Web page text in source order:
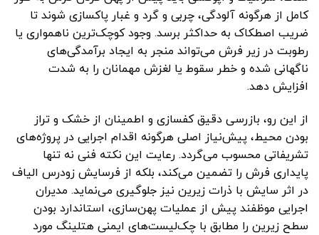
کامل از هرگونه آلودگی، چربی و گرد و غبار پاکسازی شوند تا
ضریب اصطکاک به حداکثر برسد. وجود کوچک‌ترین ناهمواری یا
رطوبت در زیر فرش می‌تواند منجر به ایجاد برآمدگی‌های
ناگهانی شده و خطر سقوط یا لغزش مهمانان را به شدت
افزایش دهد.
از این رو، بازرسی دقیق کفسازی و اطمینان از خشک و تراز
بودن محیط، پیش‌نیاز اصلی هرگونه اقدام اجرایی در پروژه‌های
تشریفاتی محسوب می‌گردد. رعایت این نکته فنی نه تنها
پایداری فرش را تضمین می‌کند، بلکه از فرسایش زودرس الیاف
در اثر سایش با ذرات زیرین نیز جلوگیری می‌نماید. مدیران
اجرایی موظفند پیش از عملیات پهن‌سازی، استاندارد بودن
سطح زیرین را مطابق با چک‌لیست‌های ایمنی هتلینگ مورد